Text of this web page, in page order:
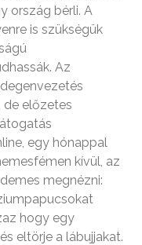
ország bérli. A
is szükségük
Az
de előzetes
egy hónappal
kívül, az
megnézni:
hogy egy
eltörje a lábujjakat.